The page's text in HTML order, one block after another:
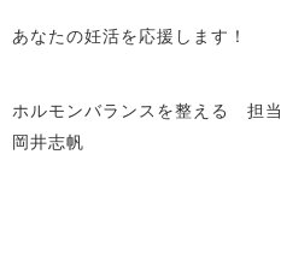
あなたの妊活を応援します！
ホルモンバランスを整える 担当
岡井志帆